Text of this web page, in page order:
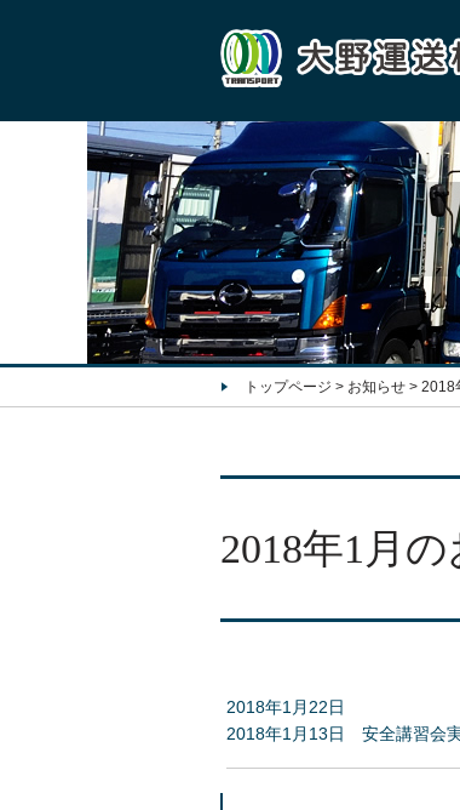
トップページ > お知らせ > 2018
2018年1月
2018年1月22日
2018年1月13日 安全講習会